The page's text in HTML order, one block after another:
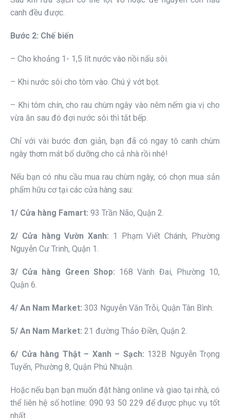
canh đều được.
Bước 2: Chế biến
– Cho khoảng 1- 1,5 lít nước vào nồi nấu sôi.
– Khi nước sôi cho tôm vào. Chú ý vớt bọt.
– Khi tôm chín, cho rau chùm ngây vào nêm nếm gia vị cho
vừa ăn sau đó đợi nước sôi thì tắt bếp.
Chỉ với vài bước đơn giản, bạn đã có ngay tô canh chùm
ngây thơm mát bổ dưỡng cho cả nhà rồi nhé!
Nếu bạn có nhu cầu mua rau chùm ngây, có chọn mua sản
phẩm hữu cơ tại các cửa hàng sau:
1/ Cửa hàng Famart: 93 Trần Não, Quận 2.
2/ Cửa hàng Vườn Xanh: 1 Phạm Viết Chánh, Phường
Nguyễn Cư Trinh, Quận 1.
3/ Cửa hàng Green Shop: 168 Vành Đai, Phường 10,
Quận 6.
4/ An Nam Market: 303 Nguyễn Văn Trỗi, Quận Tân Bình.
5/ An Nam Market: 21 đường Thảo Điền, Quận 2.
6/ Cửa hàng Thật – Xanh – Sạch: 132B Nguyễn Trọng
Tuyển, Phường 8, Quận Phú Nhuận.
Hoặc nếu bạn bạn muốn đặt hàng online và giao tại nhà, có
thể liên hệ số hotline: 090 93 50 229 để được phục vụ tốt
nhất.